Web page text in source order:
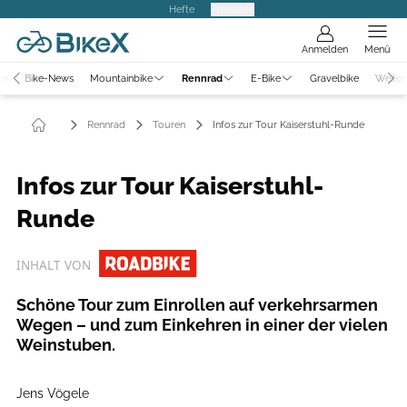
Hefte
Anmelden Menü
Bike-News Mountainbike Rennrad E-Bike Gravelbike
Rennrad Touren Infos zur Tour Kaiserstuhl-Runde
Infos zur Tour Kaiserstuhl-
Runde
INHALT VON
Schöne Tour zum Einrollen auf verkehrsarmen
Wegen – und zum Einkehren in einer der vielen
Weinstuben.
Jens Vögele